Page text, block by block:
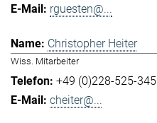
rguesten@...
Christopher Heiter
Wiss. Mitarbeiter
+49 (0)228-525-345
cheiter@...